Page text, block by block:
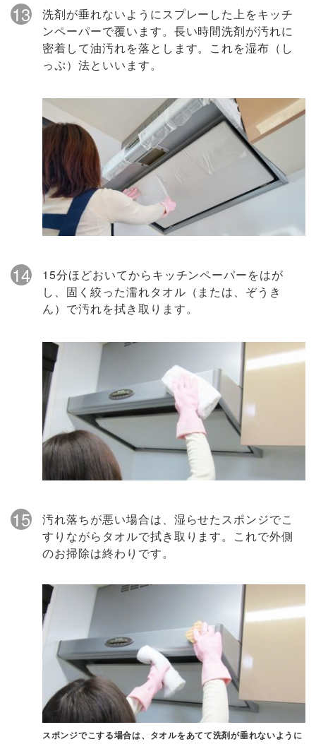
13
洗剤が垂れないようにスプレーした上をキッチ
ンペーパーで覆います。長い時間洗剤が汚れに
密着して油汚れを落とします。これを湿布（し
っぷ）法といいます。
14
15分ほどおいてからキッチンペーパーをはが
し、固く絞った濡れタオル（または、ぞうき
ん）で汚れを拭き取ります。
15
汚れ落ちが悪い場合は、湿らせたスポンジでこ
すりながらタオルで拭き取ります。これで外側
のお掃除は終わりです。
スポンジでこする場合は、タオルをあてて洗剤が垂れないように